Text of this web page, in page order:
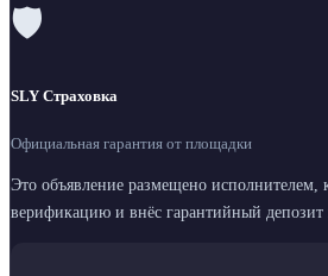
🛡
SLY Страховка
Официальная гарантия от площадки
Это объявление размещено исполнителем,
верификацию и внёс гарантийный депозит